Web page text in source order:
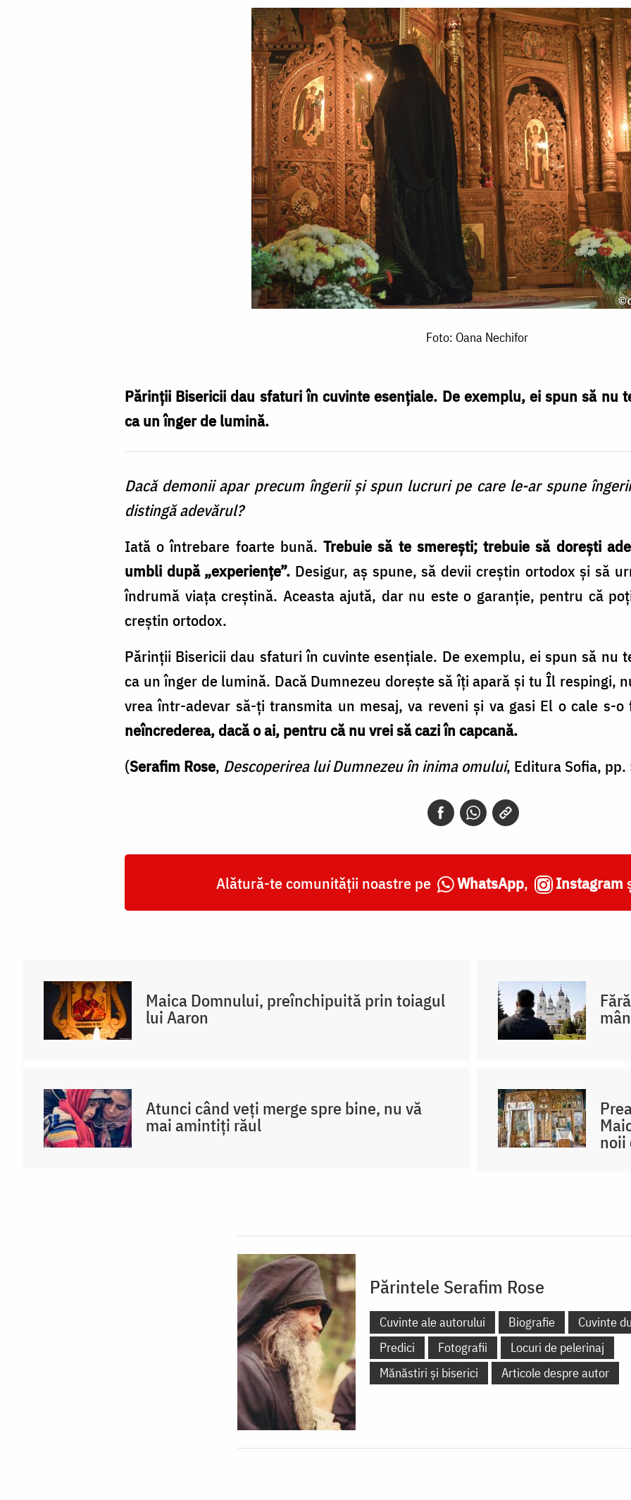
Foto: Oana Nechifor
Părinții Bisericii dau sfaturi în cuvinte esențiale. De exemplu, ei spun să nu
ca un înger de lumină.
Dacă demonii apar precum îngerii și spun lucruri pe care le-ar spune
distingă adevărul?
Iată o întrebare foarte bună.Trebuie să te smerești; trebuie să dorești
umbli după „experiențe”. Desigur, aș spune, să devii creștin ortodox și să
îndrumă viața creștină. Aceasta ajută, dar nu este o garanție, pentru că
creștin ortodox.
Părinții Bisericii dau sfaturi în cuvinte esențiale. De exemplu, ei spun să nu
ca un înger de lumină. Dacă Dumnezeu dorește să îți apară și tu Îl respingi,
vrea într-adevar să-ți transmita un mesaj, va reveni și va gasi El o cale s-o
neîncrederea, dacă o ai, pentru că nu vrei să cazi în capcană.
(Serafim Rose, Descoperirea lui Dumnezeu în inima omului, Editura Sofia,
Alătură-te comunității noastre pe WhatsApp, Instagram
Maica Domnului, preînchipuită prin toiagul
lui Aaron
Atunci când veți merge spre bine, nu vă
mai amintiți răul
noii
Părintele Serafim Rose
Cuvinte ale autorului Biografie
Cuvinte
Predici
Fotografii
Locuri de pelerinaj
Mănăstiri și biserici
Articole despre autor